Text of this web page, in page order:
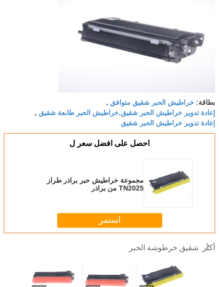
بطاقة: خراطيش الحبر شقيق متوافق ,
إعادة تدوير خراطيش الحبر شقيق,خراطيش الحبر طابعة شقيق ,
إعادة تدوير خراطيش الحبر شقيق
احصل على افضل سعر ل
مجموعة خراطيش حبر براذر طراز
TN2025 من براذر
استمر
أكثر شقيق خرطوشة الحبر